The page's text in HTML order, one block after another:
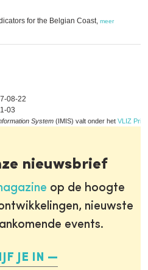
for the Belgian Coast, meer
08-22
03
System (IMIS) valt onder het VLIZ
nieuwsbrief
op de hoogte
nieuwste
events.
JE IN